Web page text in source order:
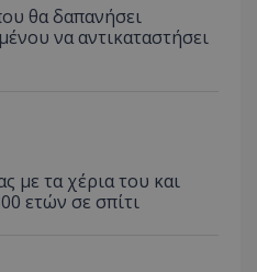
θα δαπανήσει
να αντικαταστήσει
με τα χέρια του και
ετών σε σπίτι